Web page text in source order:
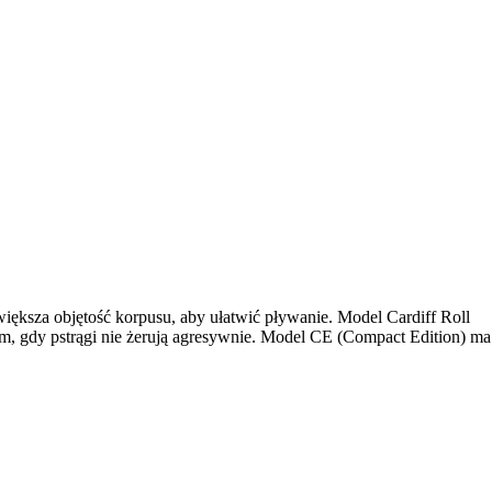
objętość korpusu, aby ułatwić pływanie. Model Cardiff Roll
gdy pstrągi nie żerują agresywnie. Model CE (Compact Edition) ma